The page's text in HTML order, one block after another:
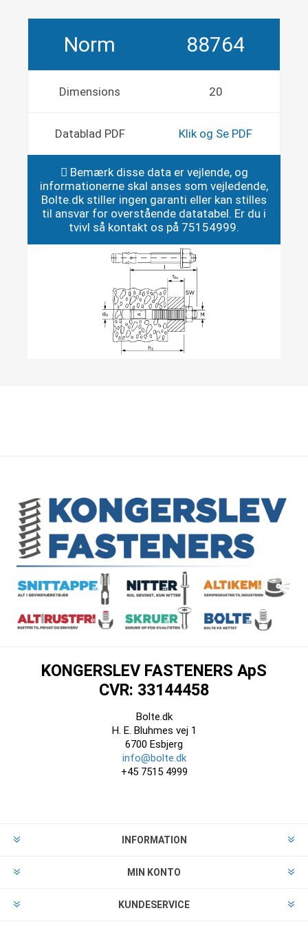
Norm 88764
Dimensions 20
Datablad PDF Klik og Se PDF
Bemærk disse data er vejlende, og
informationerne skal anses som vejledende,
Bolte.dk stiller ingen garanti eller kan stilles
til ansvar for overstående datatabel. Er du i
tvivl så kontakt os på 75154999.
KONGERSLEV FASTENERS ApS
CVR: 33144458
Bolte.dk
H. E. Bluhmes vej 1
6700 Esbjerg
info@bolte.dk
+45 7515 4999
INFORMATION
MIN KONTO
KUNDESERVICE